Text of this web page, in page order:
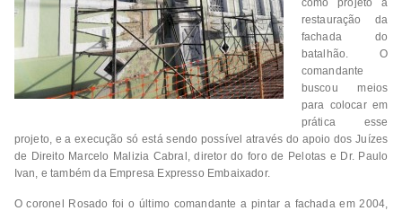
como projeto a
restauração da
fachada do
batalhão. O
comandante
buscou meios
para colocar em
prática esse
projeto, e a execução só está sendo possível através do apoio dos Juízes
de Direito Marcelo Malizia Cabral, diretor do foro de Pelotas e Dr. Paulo
Ivan, e também da Empresa Expresso Embaixador.
O coronel Rosado foi o último comandante a pintar a fachada em 2004,